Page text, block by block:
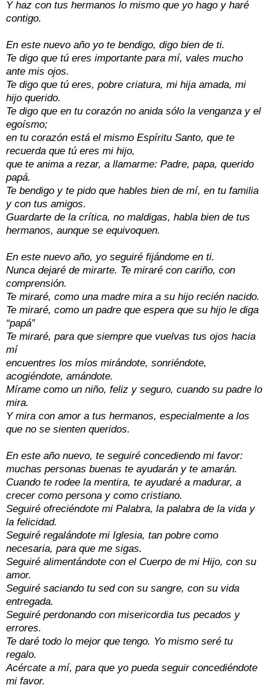
Y haz con tus hermanos lo mismo que yo hago y haré
contigo.
En este nuevo año yo te bendigo, digo bien de ti.
Te digo que tú eres importante para mí, vales mucho
ante mis ojos.
Te digo que tú eres, pobre criatura, mi hija amada, mi
hijo querido.
Te digo que en tu corazón no anida sólo la venganza y el
egoísmo;
en tu corazón está el mismo Espíritu Santo, que te
recuerda que tú eres mi hijo,
que te anima a rezar, a llamarme: Padre, papa, querido
papá.
Te bendigo y te pido que hables bien de mí, en tu familia
y con tus amigos.
Guardarte de la crítica, no maldigas, habla bien de tus
hermanos, aunque se equivoquen.
En este nuevo año, yo seguiré fijándome en ti.
Nunca dejaré de mirarte. Te miraré con cariño, con
comprensión.
Te miraré, como una madre mira a su hijo recién nacido.
Te miraré, como un padre que espera que su hijo le diga
“papá”
Te miraré, para que siempre que vuelvas tus ojos hacia
mí
encuentres los míos mirándote, sonriéndote,
acogiéndote, amándote.
Mírame como un niño, feliz y seguro, cuando su padre lo
mira.
Y mira con amor a tus hermanos, especialmente a los
que no se sienten queridos.
En este año nuevo, te seguiré concediendo mi favor:
muchas personas buenas te ayudarán y te amarán.
Cuando te rodee la mentira, te ayudaré a madurar, a
crecer como persona y como cristiano.
Seguiré ofreciéndote mi Palabra, la palabra de la vida y
la felicidad.
Seguiré regalándote mi Iglesia, tan pobre como
necesaria, para que me sigas.
Seguiré alimentándote con el Cuerpo de mi Hijo, con su
amor.
Seguiré saciando tu sed con su sangre, con su vida
entregada.
Seguiré perdonando con misericordia tus pecados y
errores.
Te daré todo lo mejor que tengo. Yo mismo seré tu
regalo.
Acércate a mí, para que yo pueda seguir concediéndote
mi favor.